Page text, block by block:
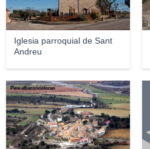
Iglesia parroquial de Sant
Andreu
Pere elbaroncolorao